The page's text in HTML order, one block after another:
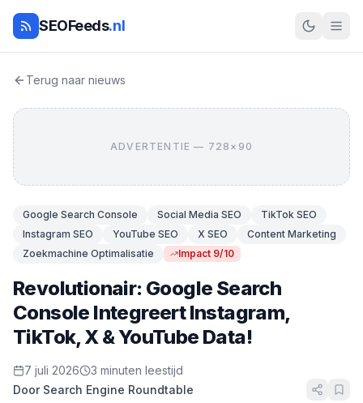
SEOFeeds.nl
Terug naar nieuws
ADVERTENTIE — 728×90
Google Search Console Social Media SEO
TikTok SEO
Instagram SEO
YouTube SEO X SEO
Content Marketing
Zoekmachine Optimalisatie
Impact 9/10
Revolutionair: Google Search
Console Integreert Instagram,
TikTok, X & YouTube Data!
7 juli 2026
3 minuten leestijd
Door Search Engine Roundtable